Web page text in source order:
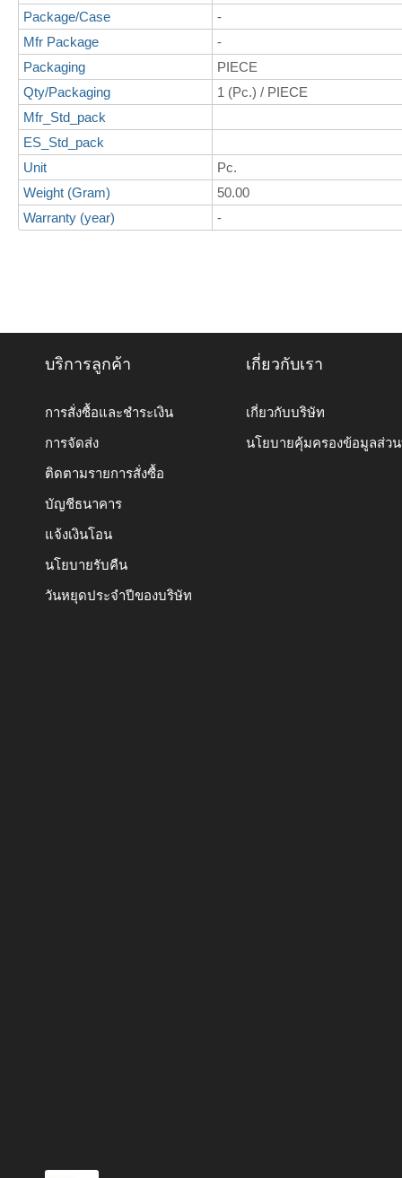
Package/Case
-
Mfr Package
-
Packaging
PIECE
Qty/Packaging
1 (Pc.) / PIECE
Mfr_Std_pack
ES_Std_pack
Unit
Pc.
Weight (Gram)
50.00
Warranty (year)
-
บริการลูกค้า
การสั่งซื้อและชำระเงิน
การจัดส่ง
ติดตามรายการสั่งซื้อ
บัญชีธนาคาร
แจ้งเงินโอน
นโยบายรับคืน
วันหยุดประจำปีของบริษัท
เกี่ยวกับเรา
เกี่ยวกับบริษัท
นโยบายคุ้มครองข้อมูลส่ว